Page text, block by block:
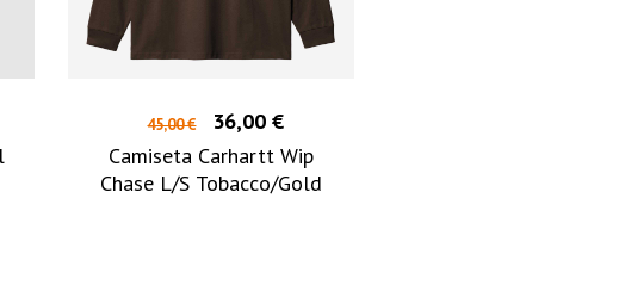
45,00 €
36,00 €
Camiseta Carhartt Wip
Chase L/S Tobacco/Gold